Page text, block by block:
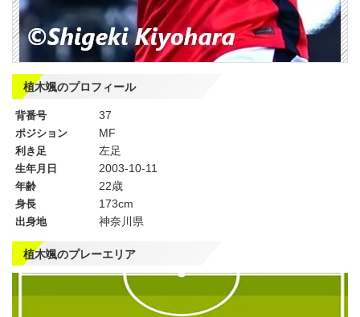
植木颯のプロフィール
背番号 37
ポジション MF
利き足 左足
生年月日 2003-10-11
年齢 22歳
身長 173cm
出身地 神奈川県
植木颯のプレーエリア
左
WG
CF
右
WG